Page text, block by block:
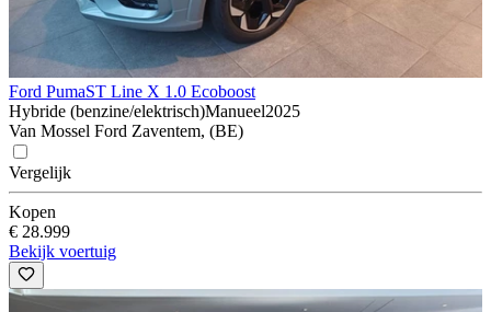
Ford PumaST Line X 1.0 Ecoboost
Hybride (benzine/elektrisch)Manueel2025
Van Mossel Ford Zaventem, (BE)
Vergelijk
Kopen
€ 28.999
Bekijk voertuig